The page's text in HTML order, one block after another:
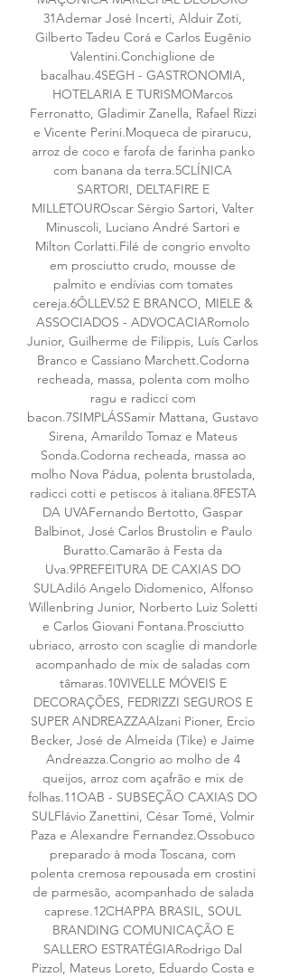
31Ademar José Incerti, Alduir Zoti,
Gilberto Tadeu Corá e Carlos Eugênio
Valentini.Conchiglione de
bacalhau.4SEGH - GASTRONOMIA,
HOTELARIA E TURISMOMarcos
Ferronatto, Gladimir Zanella, Rafael Rizzi
e Vicente Perini.Moqueca de pirarucu,
arroz de coco e farofa de farinha panko
com banana da terra.5CLÍNICA
SARTORI, DELTAFIRE E
MILLETOUROscar Sérgio Sartori, Valter
Minuscoli, Luciano André Sartori e
Milton Corlatti.Filé de congrio envolto
em prosciutto crudo, mousse de
palmito e endívias com tomates
cereja.6ÔLLEV.52 E BRANCO, MIELE &
ASSOCIADOS - ADVOCACIARomolo
Junior, Guilherme de Filippis, Luís Carlos
Branco e Cassiano Marchett.Codorna
recheada, massa, polenta com molho
ragu e radicci com
bacon.7SIMPLÁSSamir Mattana, Gustavo
Sirena, Amarildo Tomaz e Mateus
Sonda.Codorna recheada, massa ao
molho Nova Pádua, polenta brustolada,
radicci cotti e petiscos à italiana.8FESTA
DA UVAFernando Bertotto, Gaspar
Balbinot, José Carlos Brustolin e Paulo
Buratto.Camarão à Festa da
Uva.9PREFEITURA DE CAXIAS DO
SULAdiló Angelo Didomenico, Alfonso
Willenbring Junior, Norberto Luiz Soletti
e Carlos Giovani Fontana.Prosciutto
ubriaco, arrosto con scaglie di mandorle
acompanhado de mix de saladas com
tâmaras.10VIVELLE MÓVEIS E
DECORAÇÕES, FEDRIZZI SEGUROS E
SUPER ANDREAZZAAlzani Pioner, Ercio
Becker, José de Almeida (Tike) e Jaime
Andreazza.Congrio ao molho de 4
queijos, arroz com açafrão e mix de
folhas.11OAB - SUBSEÇÃO CAXIAS DO
SULFlávio Zanettini, César Tomé, Volmir
Paza e Alexandre Fernandez.Ossobuco
preparado à moda Toscana, com
polenta cremosa repousada em crostini
de parmesão, acompanhado de salada
caprese.12CHAPPA BRASIL, SOUL
BRANDING COMUNICAÇÃO E
SALLERO ESTRATÉGIARodrigo Dal
Pizzol, Mateus Loreto, Eduardo Costa e